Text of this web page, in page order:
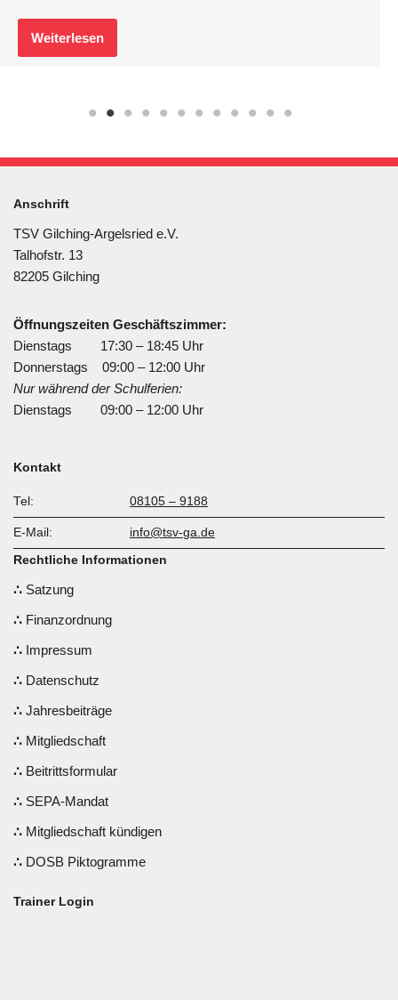
Weiterlesen
Anschrift
TSV Gilching-Argelsried e.V.
Talhofstr. 13
82205 Gilching
Öffnungszeiten Geschäftszimmer:
Dienstags 17:30 – 18:45 Uhr
Donnerstags 09:00 – 12:00 Uhr
Nur während der Schulferien:
Dienstags 09:00 – 12:00 Uhr
Kontakt
Tel: 08105 – 9188
E-Mail: info@tsv-ga.de
Rechtliche Informationen
Satzung
Finanzordnung
Impressum
Datenschutz
Jahresbeiträge
Mitgliedschaft
Beitrittsformular
SEPA-Mandat
Mitgliedschaft kündigen
DOSB Piktogramme
Trainer Login